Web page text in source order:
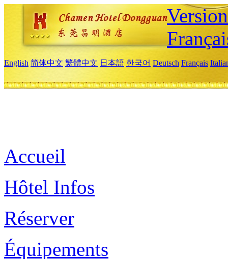
English 简体中文 繁體中文 日本語 한국어 Deutsch Français
Accueil
Hôtel Infos
Réserver
Équipements